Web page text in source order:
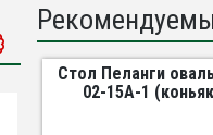
Стол Пеланги
02-15А-1